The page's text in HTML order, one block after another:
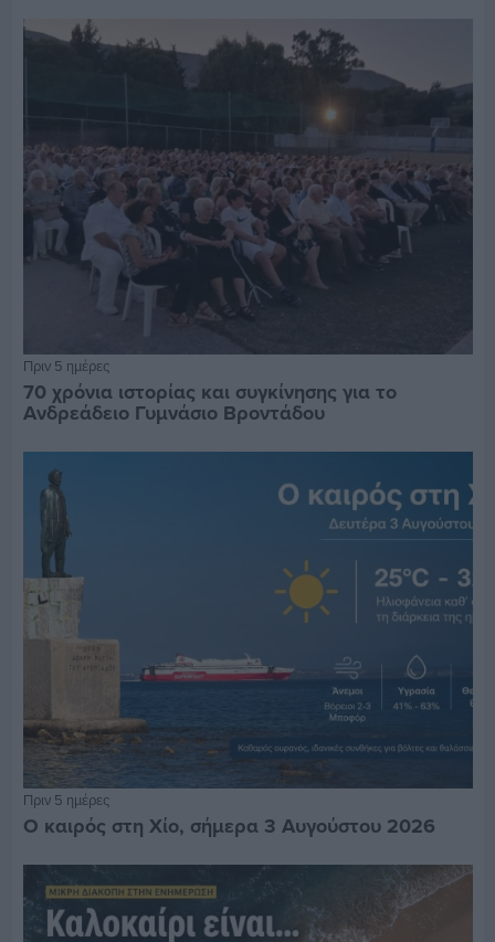
Πριν 5 ημέρες
70 χρόνια ιστορίας και συγκίνησης για το
Ανδρεάδειο Γυμνάσιο Βροντάδου
Πριν 5 ημέρες
Ο καιρός στη Χίο, σήμερα 3 Αυγούστου 2026